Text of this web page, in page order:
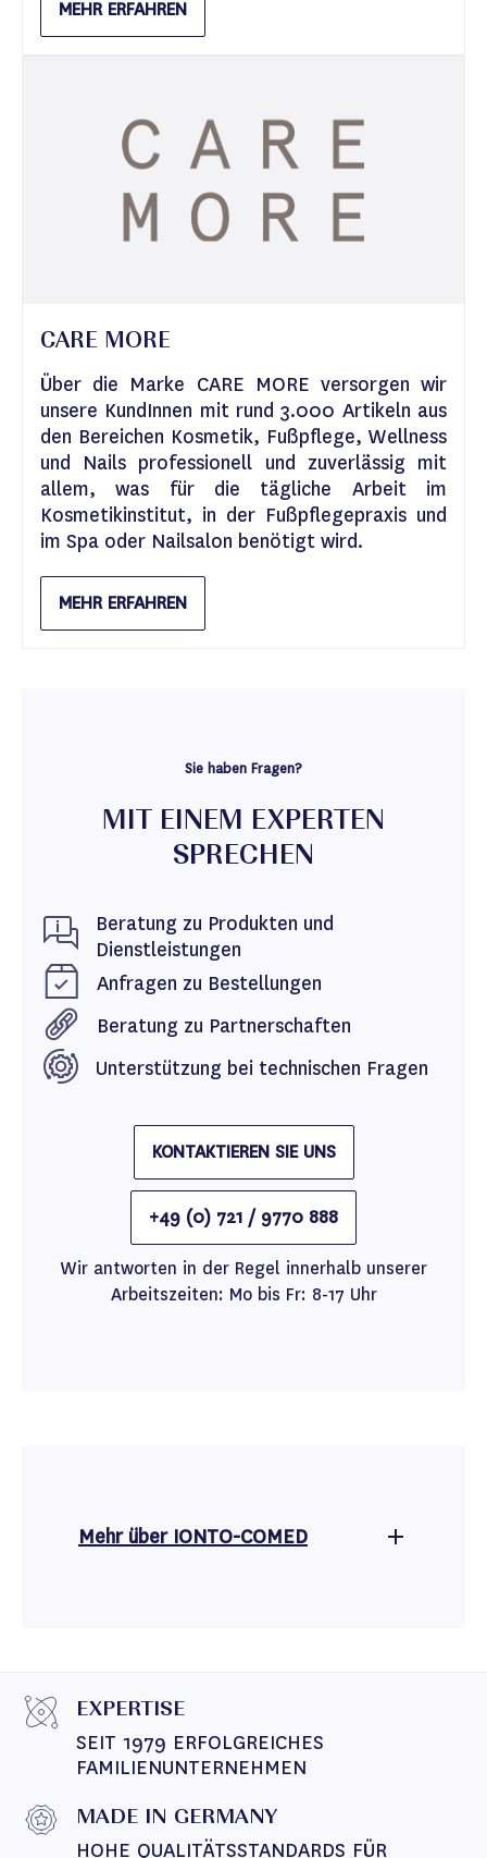
MEHR ERFAHREN
CARE MORE
Über die Marke CARE MORE versorgen wir
unsere KundInnen mit rund 3.000 Artikeln aus
den Bereichen Kosmetik, Fußpflege, Wellness
und Nails professionell und zuverlässig mit
allem, was für die tägliche Arbeit im
Kosmetikinstitut, in der Fußpflegepraxis und
im Spa oder Nailsalon benötigt wird.
MEHR ERFAHREN
Sie haben Fragen?
MIT EINEM EXPERTEN
SPRECHEN
Beratung zu Produkten und
Dienstleistungen
Anfragen zu Bestellungen
Beratung zu Partnerschaften
Unterstützung bei technischen Fragen
KONTAKTIEREN SIE UNS
+49 (0) 721 / 9770 888
Wir antworten in der Regel innerhalb unserer
Arbeitszeiten: Mo bis Fr: 8-17 Uhr
Mehr über IONTO-COMED
EXPERTISE
SEIT 1979 ERFOLGREICHES
FAMILIENUNTERNEHMEN
MADE IN GERMANY
HOHE QUALITÄTSSTANDARDS FÜR